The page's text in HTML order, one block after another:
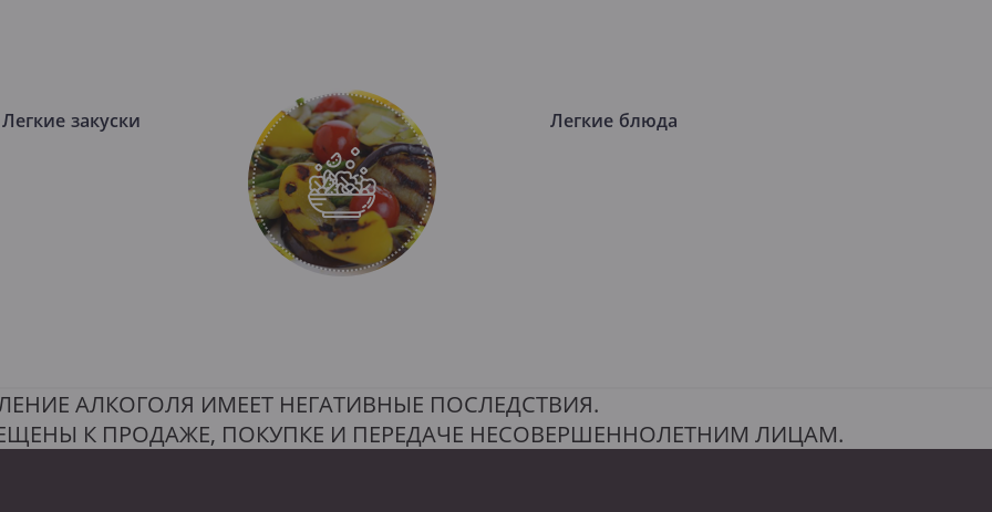
Легкие закуски Легкие блюда
АЛКОГОЛЯ ИМЕЕТ НЕГАТИВНЫЕ ПОСЛЕДСТВИЯ.
К ПРОДАЖЕ, ПОКУПКЕ И ПЕРЕДАЧЕ НЕСОВЕРШЕННОЛЕТНИМ ЛИЦАМ.